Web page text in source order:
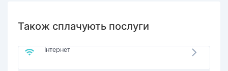
Також сплачують послуги
Інтернет